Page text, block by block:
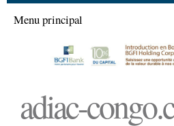
Menu principal
adiac-